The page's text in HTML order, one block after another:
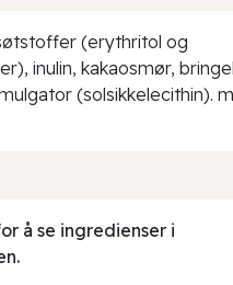
(erythritol og
inulin, kakaosmør,
(solsikkelecithin).
å se ingredienser i